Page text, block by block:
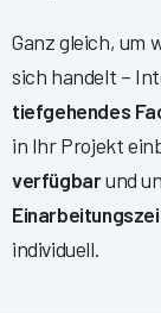
Ganz gleich, um
sich handelt –
tiefgehendes
in Ihr Projekt
verfügbarund
individuell.